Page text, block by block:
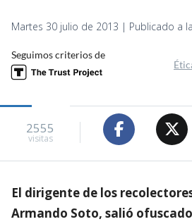
Martes 30 julio de 2013 | Publicado a
Seguimos criterios de
2555
visitas
El dirigente de los
Armando Soto, salió